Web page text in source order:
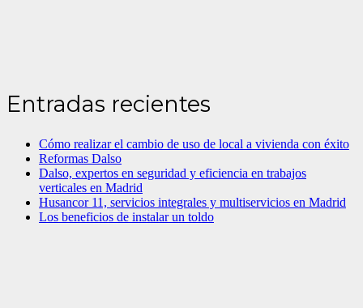
Entradas recientes
Cómo realizar el cambio de uso de local a vivienda con éxito
Reformas Dalso
Dalso, expertos en seguridad y eficiencia en trabajos
verticales en Madrid
Husancor 11, servicios integrales y multiservicios en Madrid
Los beneficios de instalar un toldo